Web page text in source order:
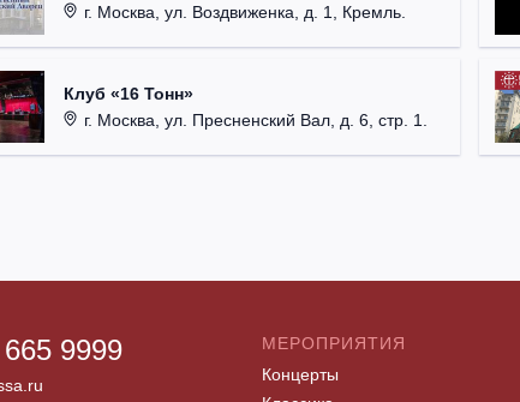
г. Москва, ул. Воздвиженка, д. 1, Кремль.
Клуб «16 Тонн»
г. Москва, ул. Пресненский Вал, д. 6, стр. 1.
9999
МЕРОПРИЯТИЯ
Концерты